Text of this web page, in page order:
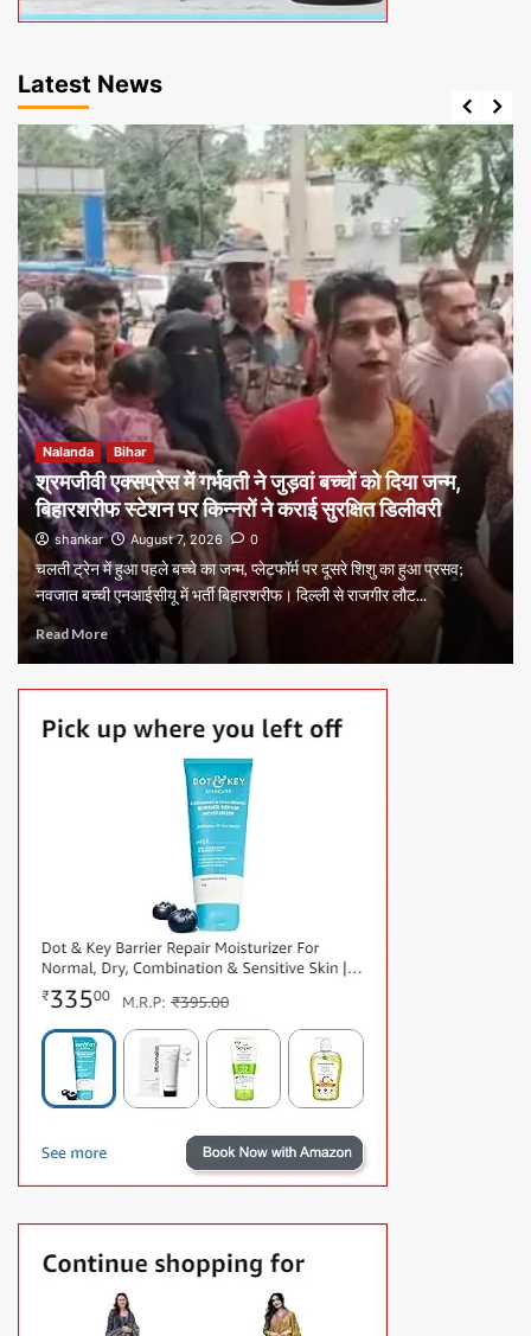
Latest News
Nalanda Bihar
श्रमजीवी एक्सप्रेस में गर्भवती ने जुड़वां बच्चों को दिया जन्म,
बिहारशरीफ स्टेशन पर किन्नरों ने कराई सुरक्षित डिलीवरी
shankar August 7, 2026 0
चलती ट्रेन में हुआ पहले बच्चे का जन्म, प्लेटफॉर्म पर दूसरे शिशु का हुआ प्रसव;
नवजात बच्ची एनआईसीयू में भर्ती बिहारशरीफ। दिल्ली से राजगीर लौट...
Read More